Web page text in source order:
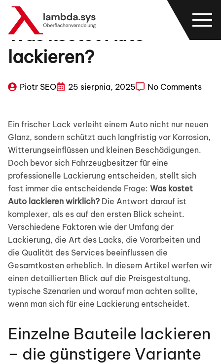
Was kostet Auto
lackieren?
Piotr SEO 25 sierpnia, 2025 No Comments
Ein frischer Lack verleiht einem Auto nicht nur neuen
Glanz, sondern schützt auch langfristig vor Korrosion,
Witterungseinflüssen und kleinen Beschädigungen.
Doch bevor sich Fahrzeugbesitzer für eine
professionelle Lackierung entscheiden, stellt sich
fast immer die entscheidende Frage: Was kostet
Auto lackieren wirklich? Die Antwort darauf ist
komplexer, als es auf den ersten Blick scheint.
Verschiedene Faktoren wie der Umfang der
Lackierung, die Art des Lacks, die Vorarbeiten und
die Qualität des Services beeinflussen die
Gesamtkosten erheblich. In diesem Artikel werfen wir
einen detaillierten Blick auf die Preisgestaltung,
typische Szenarien und worauf man achten sollte,
wenn man sich für eine Lackierung entscheidet.
Einzelne Bauteile lackieren
– die günstigere Variante